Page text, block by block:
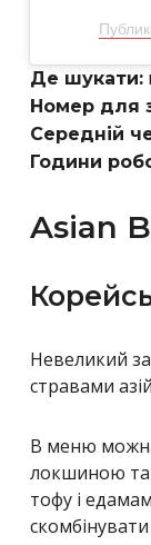
Де шукати:
Номер для
Середній
Години
Asian
Невеликий
стравами
В меню
локшиною та
тофу і
скомбінувати